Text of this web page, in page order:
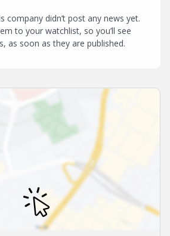
company didn’t post any news yet.
to your watchlist, so you’ll see
as soon as they are published.